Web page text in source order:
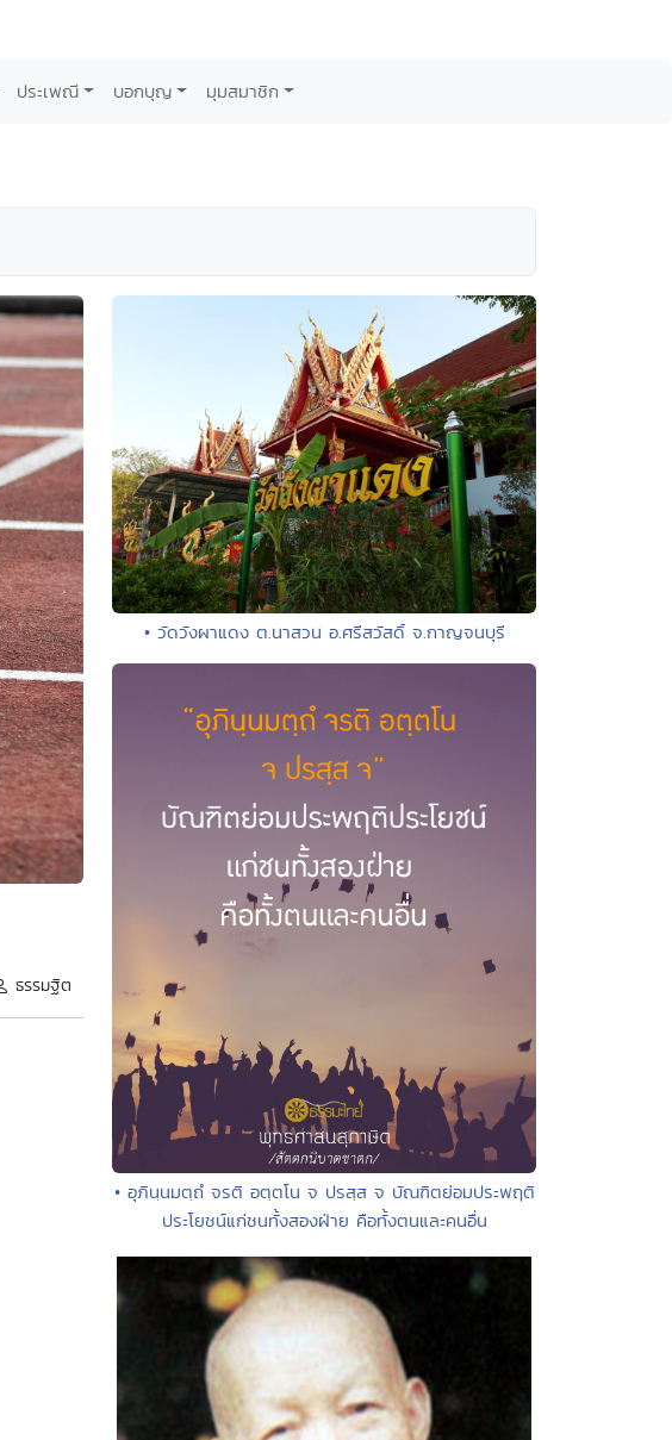
ประเพณี บอกบุญ มุมสมาชิก
ธรรมฐิต
• วัดวังผาแดง ต.นาสวน อ.ศรีสวัสดิ์ จ.กาญจนบุรี
• อุภินฺนมตฺถํ จรติ อตฺตโน จ ปรสฺส จ บัณฑิตย่อมประพฤติ
ประโยชน์แก่ชนทั้งสองฝ่าย คือทั้งตนและคนอื่น